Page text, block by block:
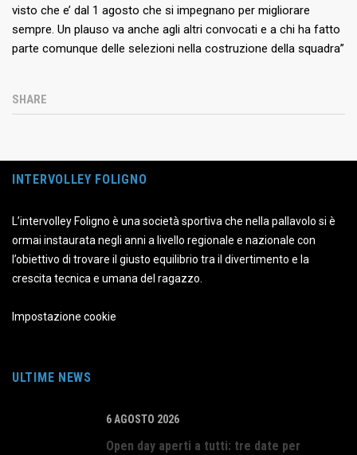
visto che e’ dal 1 agosto che si impegnano per migliorare
sempre. Un plauso va anche agli altri convocati e a chi ha fatto
parte comunque delle selezioni nella costruzione della squadra”
SHARE
INTERVOLLEY FOLIGNO
L’intervolley Foligno è una società sportiva che nella pallavolo si è
ormai instaurata negli anni a livello regionale e nazionale con
l’obiettivo di trovare il giusto equilibrio tra il divertimento e la
crescita tecnica e umana del ragazzo.
Impostazione cookie
ULTIME NEWS
6 AGOSTO 2026
Open day aperti a tutti: tre date per